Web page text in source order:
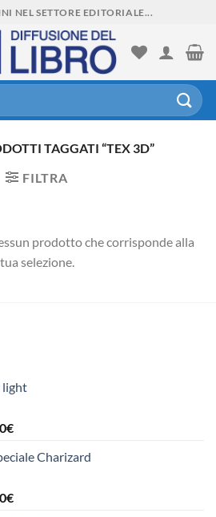
NEL SETTORE EDITORIALE...
TAGGATI “TEX 3D”
FILTRA
prodotto che corrisponde alla
tua selezione.
light
€Il
attuale
23,70€.
Charizard
€Il